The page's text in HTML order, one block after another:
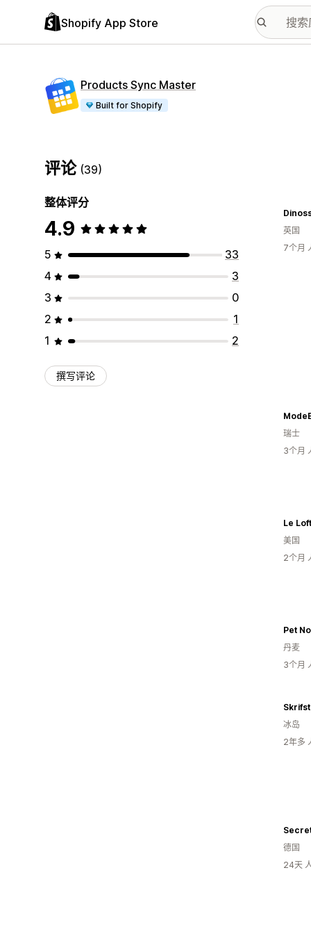
Shopify App Store
Products Sync Master
Built for Shopify
评论 (39)
整体评分
4.9
5
33
4
3
3
0
2
1
1
2
撰写评论
英国
7个月
瑞士
3个月
Le
美国
2个月
Pet
丹麦
3个月
冰岛
2年多
德国
24天